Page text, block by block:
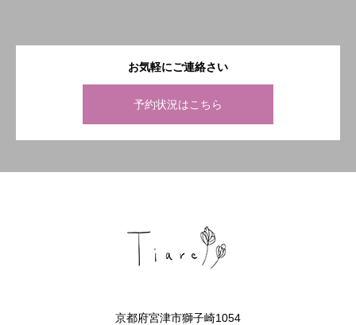
お気軽にご連絡さい
予約状況はこちら
京都府宮津市獅子崎1054